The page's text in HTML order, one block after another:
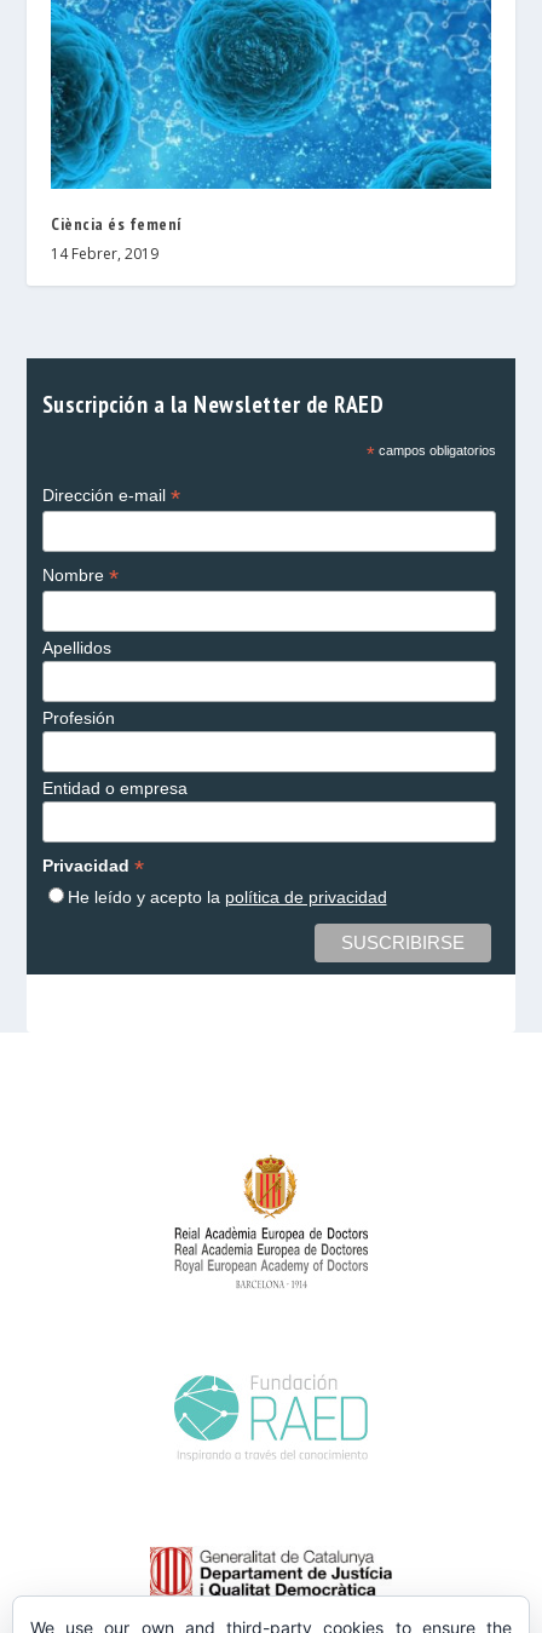
Ciència és femení
14 Febrer, 2019
Suscripción a la Newsletter de RAED
*campos obligatorios
Dirección e-mail *
Nombre *
Apellidos
Profesión
Entidad o empresa
Privacidad *
He leído y acepto la política de privacidad
We use our own and third-party cookies to ensure the